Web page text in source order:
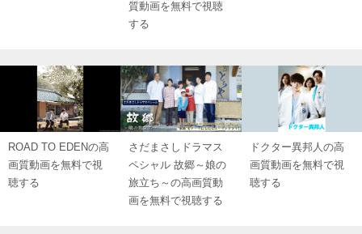
質動画を無料で視聴
する
ROAD TO EDENの高
画質動画を無料で視
聴する
さだまさしドラマス
ペシャル 故郷～娘の
旅立ち～の高画質動
画を無料で視聴する
ドクター異邦人の高
画質動画を無料で視
聴する